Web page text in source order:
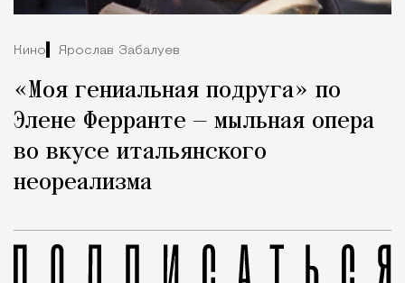
Кино Ярослав Забалуев
«Моя гениальная подруга» по
Элене Ферранте — мыльная опера
во вкусе итальянского
неореализма